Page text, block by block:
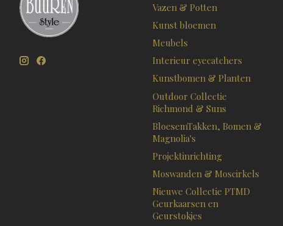
Vazen & Potten
Kunst bloemen
Meubels
Interieur eyecatchers
Kunstbomen & Planten
Outdoor Collectie
Richmond & Suns
BloesemTakken, Bomen &
Magnolia's
Projektinrichting
Moswanden & Moscirkels
Nieuwe Collectie PTMD
Geurkaarsen en
Geurstokjes